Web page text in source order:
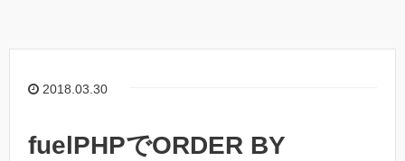
2018.03.30
fuelPHPでORDER BY